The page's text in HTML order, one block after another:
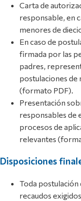
Carta de
responsable, en
menores de
En caso de
firmada por las
padres,
postulaciones de
(formato PDF).
Presentación
responsables de
procesos de
relevantes
Disposiciones
Toda postulación
recaudos